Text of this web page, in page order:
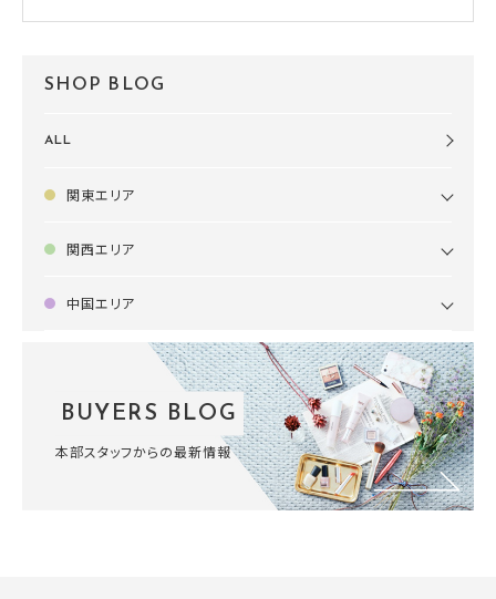
SHOP BLOG
ALL
関東エリア
関西エリア
中国エリア
BUYERS BLOG
本部スタッフからの最新情報